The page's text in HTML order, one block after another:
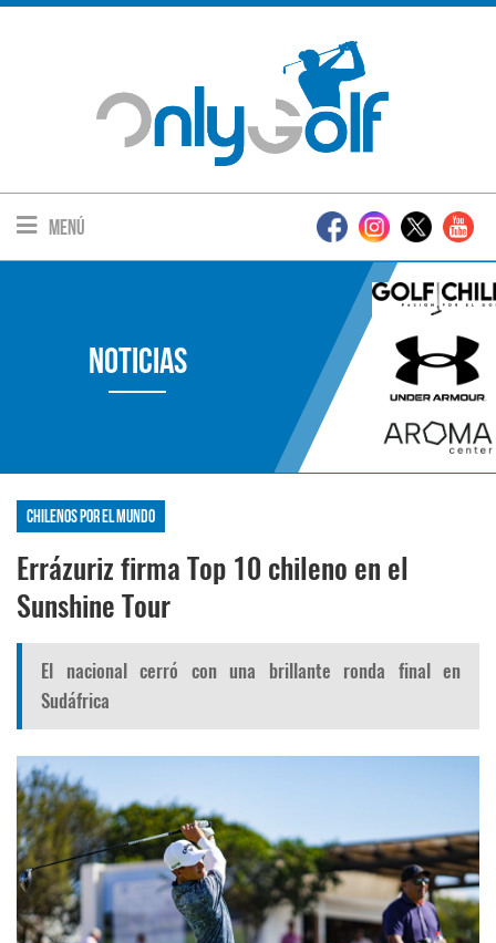
Menú
Noticias
Chilenos por el mundo
Errázuriz firma Top 10 chileno en el
Sunshine Tour
El nacional cerró con una brillante ronda final en
Sudáfrica